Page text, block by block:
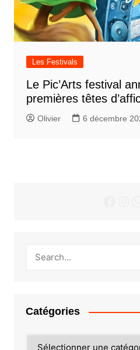
Les Festivals
Le Pic’Arts festival
premières têtes
Olivier 6 décembre
Catégories